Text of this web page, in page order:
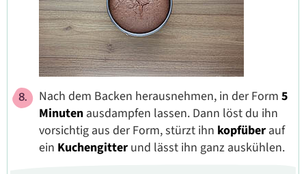
Nach dem Backen herausnehmen, in der Form 5
Minuten ausdampfen lassen. Dann löst du ihn
vorsichtig aus der Form, stürzt ihn kopfüber auf
ein Kuchengitter und lässt ihn ganz auskühlen.